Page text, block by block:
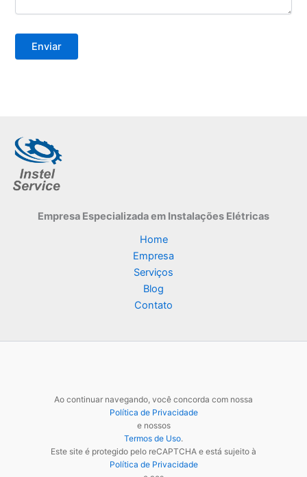
Empresa Especializadaem Instalações Elétricas
Home
Empresa
Serviços
Blog
Contato
Ao continuar navegando, você concorda com nossa
Política de Privacidade
e nossos
Termos de Uso.
Este site é protegido pelo reCAPTCHA e está sujeito à
Política de Privacidade